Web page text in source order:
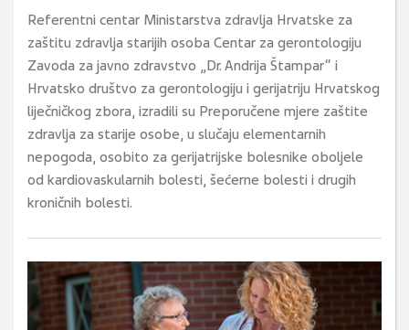
Referentni centar Ministarstva zdravlja Hrvatske za
zaštitu zdravlja starijih osoba Centar za gerontologiju
Zavoda za javno zdravstvo „Dr. Andrija Štampar“ i
Hrvatsko društvo za gerontologiju i gerijatriju Hrvatskog
liječničkog zbora, izradili su Preporučene mjere zaštite
zdravlja za starije osobe, u slučaju elementarnih
nepogoda, osobito za gerijatrijske bolesnike oboljele
od kardiovaskularnih bolesti, šećerne bolesti i drugih
kroničnih bolesti.